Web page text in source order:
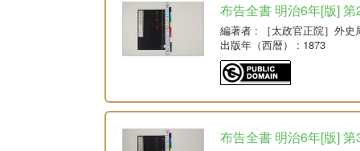
布告全書 明治6年[版] 第
編著者 : ［太政官正院］外史
出版年（西暦）
: 1873
布告全書 明治6年[版] 第